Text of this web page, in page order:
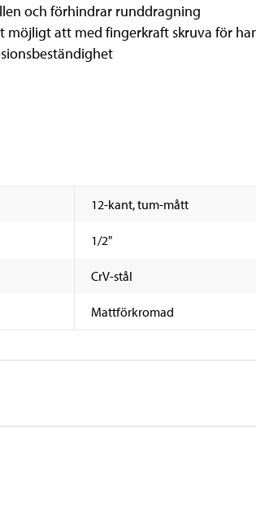
och förhindrar runddragning
möjligt att med fingerkraft skruva för
12-kant, tum-mått
1/2"
CrV-stål
Mattförkromad